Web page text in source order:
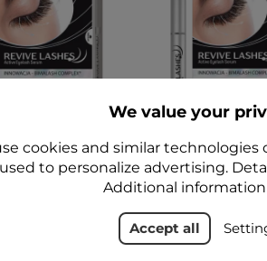
Serum®
Serum
Wimpern 3 ml -
Enhancing
stimulierendes
für die Wimpern
Floslek
69,99 zł
We value your
cookies and similar
to personalize advertising.
Additional information
Accept all